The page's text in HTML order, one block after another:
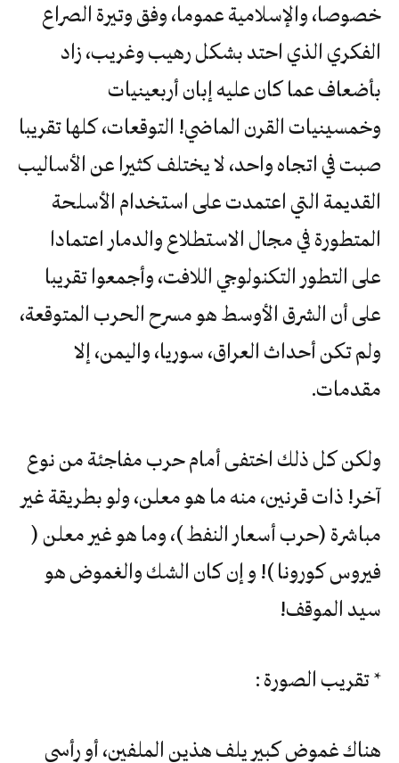
خصوصا، والإسلامية عموما، وفق وتيرة الصراع
الفكري الذي احتد بشكل رهيب وغريب، زاد
بأضعاف عما كان عليه إبان أربعينيات
وخمسينيات القرن الماضي! التوقعات، كلها تقريبا
صبت في اتجاه واحد، لا يختلف كثيرا عن الأساليب
القديمة التي اعتمدت على استخدام الأسلحة
المتطورة في مجال الاستطلاع والدمار اعتمادا
على التطور التكنولوجي اللافت، وأجمعوا تقريبا
على أن الشرق الأوسط هو مسرح الحرب المتوقعة،
ولم تكن أحداث العراق، سوريا، واليمن، إلا
مقدمات.
ولكن كل ذلك اختفى أمام حرب مفاجئة من نوع
آخر! ذات قرنين، منه ما هو معلن، ولو بطريقة غير
مباشرة (حرب أسعار النفط )، وما هو غير معلن (
فيروس كورونا )! و إن كان الشك والغموض هو
سيد الموقف!
* تقريب الصورة :
هناك غموض كبير يلف هذين الملفين، أو رأسي